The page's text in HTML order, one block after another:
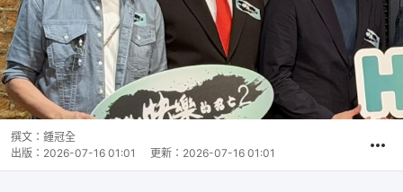
撰文： 鍾冠全
出版： 2026-07-16 01:01 更新： 2026-07-16 01:01